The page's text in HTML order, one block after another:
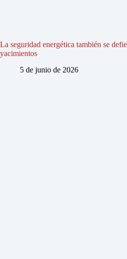
La seguridad energética también se
yacimientos
5 de junio de 2026